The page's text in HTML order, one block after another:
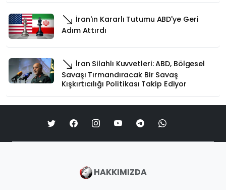
İran'ın Kararlı Tutumu ABD'ye Geri
Adım Attırdı
İran Silahlı Kuvvetleri: ABD, Bölgesel
Savaşı Tırmandıracak Bir Savaş
Kışkırtıcılığı Politikası Takip Ediyor
HAKKIMIZDA